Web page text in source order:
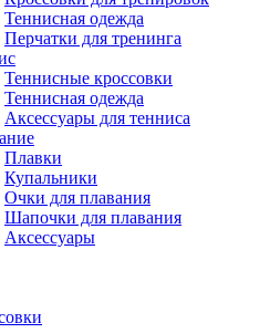
Теннисная одежда
Перчатки для тренинга
Теннисные кроссовки
Теннисная одежда
Аксессуары для тенниса
Плавки
Купальники
Очки для плавания
Шапочки для плавания
Аксессуары